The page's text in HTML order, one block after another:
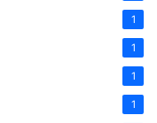
1
1
1
1